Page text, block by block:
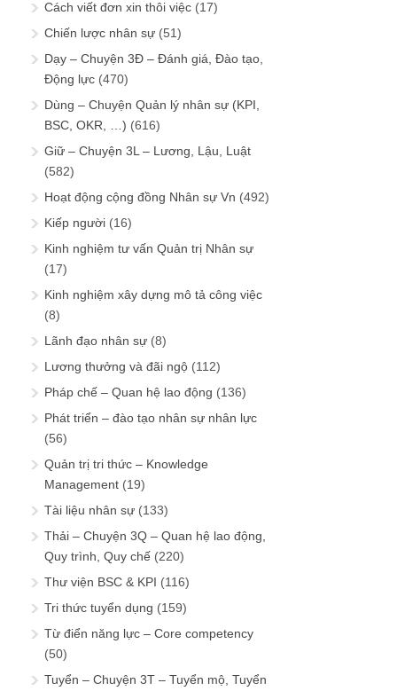
Cách viết đơn xin thôi việc (17)
Chiến lược nhân sự (51)
Dạy – Chuyện 3Đ – Đánh giá, Đào tạo,
Động lực (470)
Dùng – Chuyện Quản lý nhân sự (KPI,
BSC, OKR, …) (616)
Giữ – Chuyện 3L – Lương, Lậu, Luật
(582)
Hoạt động cộng đồng Nhân sự Vn (492)
Kiếp người (16)
Kinh nghiệm tư vấn Quản trị Nhân sự
(17)
Kinh nghiệm xây dựng mô tả công việc
(8)
Lãnh đạo nhân sự (8)
Lương thưởng và đãi ngộ (112)
Pháp chế – Quan hệ lao động (136)
Phát triển – đào tạo nhân sự nhân lực
(56)
Quản trị tri thức – Knowledge
Management (19)
Tài liệu nhân sự (133)
Thải – Chuyện 3Q – Quan hệ lao động,
Quy trình, Quy chế (220)
Thư viện BSC & KPI (116)
Tri thức tuyển dụng (159)
Từ điển năng lực – Core competency
(50)
Tuyển – Chuyện 3T – Tuyển mộ, Tuyển